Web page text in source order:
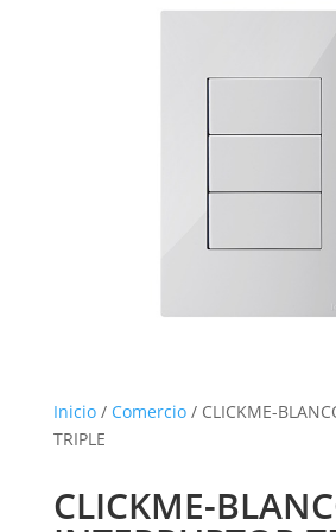
Inicio/ Comercio/ CLICKME-
TRIPLE
CLICKME-